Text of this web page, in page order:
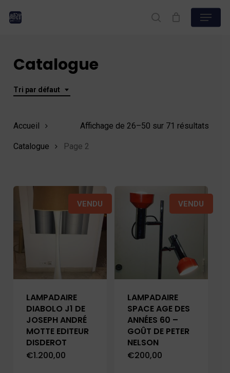
search
Menu
Catalogue
Tri par défaut
Affichage de 26–50 sur 71 résultats
Accueil
Catalogue Page 2
LAMPADAIRE
DIABOLO J1 DE
JOSEPH ANDRÉ
MOTTE EDITEUR
DISDEROT
€1.200,00
VENDU
LAMPADAIRE
SPACE AGE DES
ANNÉES 60 –
GOÛT DE PETER
NELSON
€200,00
VENDU